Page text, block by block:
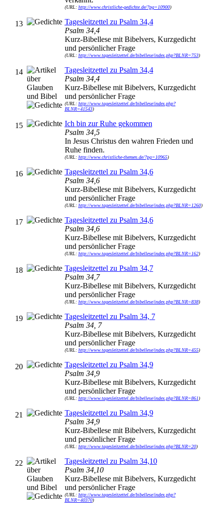
(URL: http://www.christliche-gedichte.de/?pg=10900)
13
Tagesleitzettel zu Psalm 34,4
Psalm 34,4
Kurz-Bibellese mit Bibelvers, Kurzgedicht
und persönlicher Frage
(URL: http://www.tagesleitzettel.de/bibellese/index.php?BLNR=753)
14
Tagesleitzettel zu Psalm 34,4
Psalm 34,4
Kurz-Bibellese mit Bibelvers, Kurzgedicht
und persönlicher Frage
(URL: http://www.tagesleitzettel.de/bibellese/index.php?
BLNR=41543)
15
Ich bin zur Ruhe gekommen
Psalm 34,5
In Jesus Christus den wahren Frieden und
Ruhe finden.
(URL: http://www.christliche-themen.de/?pg=10965)
16
Tagesleitzettel zu Psalm 34,6
Psalm 34,6
Kurz-Bibellese mit Bibelvers, Kurzgedicht
und persönlicher Frage
(URL: http://www.tagesleitzettel.de/bibellese/index.php?BLNR=1260)
17
Tagesleitzettel zu Psalm 34,6
Psalm 34,6
Kurz-Bibellese mit Bibelvers, Kurzgedicht
und persönlicher Frage
(URL: http://www.tagesleitzettel.de/bibellese/index.php?BLNR=162)
18
Tagesleitzettel zu Psalm 34,7
Psalm 34,7
Kurz-Bibellese mit Bibelvers, Kurzgedicht
und persönlicher Frage
(URL: http://www.tagesleitzettel.de/bibellese/index.php?BLNR=838)
19
Tagesleitzettel zu Psalm 34, 7
Psalm 34, 7
Kurz-Bibellese mit Bibelvers, Kurzgedicht
und persönlicher Frage
(URL: http://www.tagesleitzettel.de/bibellese/index.php?BLNR=455)
20
Tagesleitzettel zu Psalm 34,9
Psalm 34,9
Kurz-Bibellese mit Bibelvers, Kurzgedicht
und persönlicher Frage
(URL: http://www.tagesleitzettel.de/bibellese/index.php?BLNR=861)
21
Tagesleitzettel zu Psalm 34,9
Psalm 34,9
Kurz-Bibellese mit Bibelvers, Kurzgedicht
und persönlicher Frage
(URL: http://www.tagesleitzettel.de/bibellese/index.php?BLNR=20)
22
Tagesleitzettel zu Psalm 34,10
Psalm 34,10
Kurz-Bibellese mit Bibelvers, Kurzgedicht
und persönlicher Frage
(URL: http://www.tagesleitzettel.de/bibellese/index.php?
BLNR=40370)